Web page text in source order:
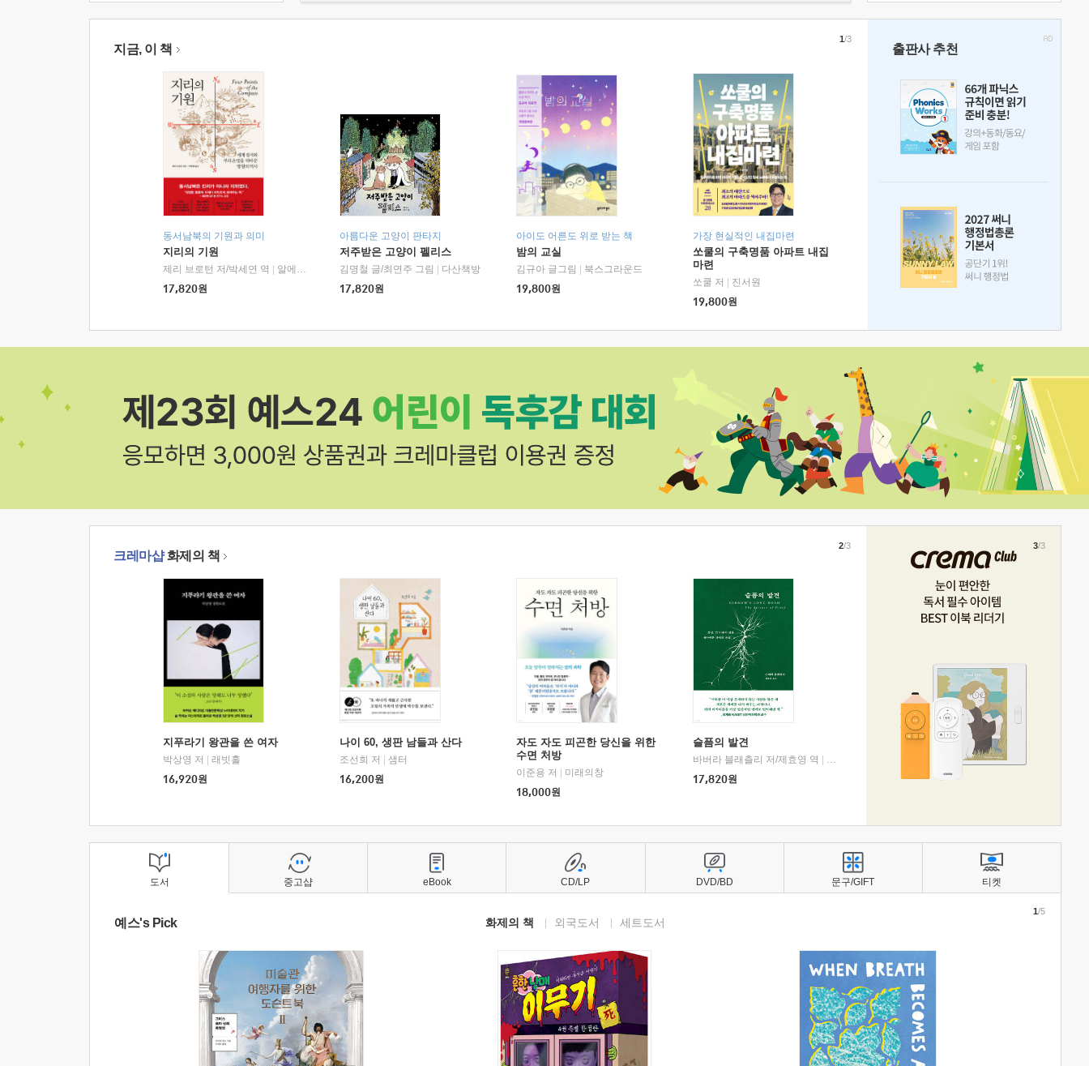
지금, 이 책
동서남북의 기원과 의미
지리의 기원
제리 브로턴 저/박세연 역
알에이치코리아(RHK)
17,820원
아름다운 고양이 판타지
저주받은 고양이 펠리스
김명철 글/최연주 그림
다산책방
17,820원
아이도 어른도 위로 받는 책
밤의 교실
김규아 글그림
북스그라운드
19,800원
가장 현실적인 내집마련
쏘쿨의 구축명품 아파트 내집
마련
쏘쿨 저
진서원
19,800원
1/3
출판사 추천
크레마샵화제의 책
지푸라기 왕관을 쓴 여자
박상영 저
래빗홀
16,920원
나이 60, 생판 남들과 산다
조선희 저
샘터
16,200원
자도 자도 피곤한 당신을 위한
수면 처방
이준용 저
미래의창
18,000원
슬픔의 발견
바버라 블래츨리 저/제효영 역
디플롯
17,820원
2/3 3/3
도서
예스's Pick 화제의 책 외국도서 세트도서
1/5
중고샵 eBook CD/LP DVD/BD 문구/GIFT 티켓